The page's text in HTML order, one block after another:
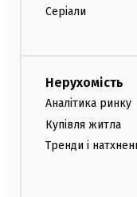
Серіали
Нерухомість
Аналітика ринку
Купівля житла
Тренди і